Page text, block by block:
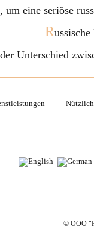
um eine seriöse
R
Unterschied
© OOO